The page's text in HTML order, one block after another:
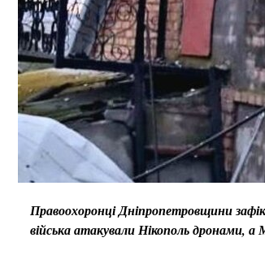
Правоохоронці Дніпропетровщини
війська атакували Нікополь дронами, а